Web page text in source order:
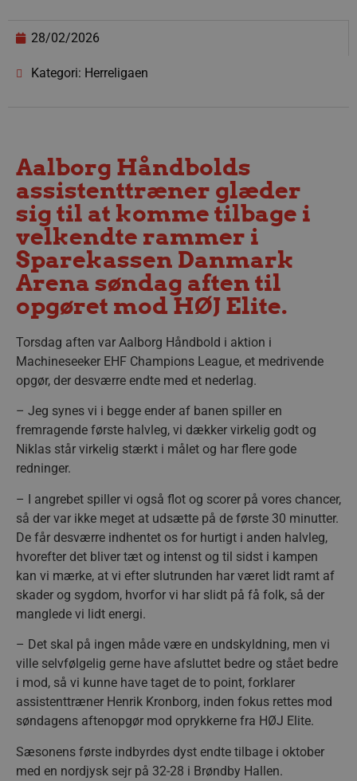
28/02/2026
Kategori: Herreligaen
Aalborg Håndbolds
assistenttræner glæder
sig til at komme tilbage i
velkendte rammer i
Sparekassen Danmark
Arena søndag aften til
opgøret mod HØJ Elite.
Torsdag aften var Aalborg Håndbold i aktion i
Machineseeker EHF Champions League, et medrivende
opgør, der desværre endte med et nederlag.
– Jeg synes vi i begge ender af banen spiller en
fremragende første halvleg, vi dækker virkelig godt og
Niklas står virkelig stærkt i målet og har flere gode
redninger.
– I angrebet spiller vi også flot og scorer på vores chancer,
så der var ikke meget at udsætte på de første 30 minutter.
De får desværre indhentet os for hurtigt i anden halvleg,
hvorefter det bliver tæt og intenst og til sidst i kampen
kan vi mærke, at vi efter slutrunden har været lidt ramt af
skader og sygdom, hvorfor vi har slidt på få folk, så der
manglede vi lidt energi.
– Det skal på ingen måde være en undskyldning, men vi
ville selvfølgelig gerne have afsluttet bedre og stået bedre
i mod, så vi kunne have taget de to point, forklarer
assistenttræner Henrik Kronborg, inden fokus rettes mod
søndagens aftenopgør mod oprykkerne fra HØJ Elite.
Sæsonens første indbyrdes dyst endte tilbage i oktober
med en nordjysk sejr på 32-28 i Brøndby Hallen.